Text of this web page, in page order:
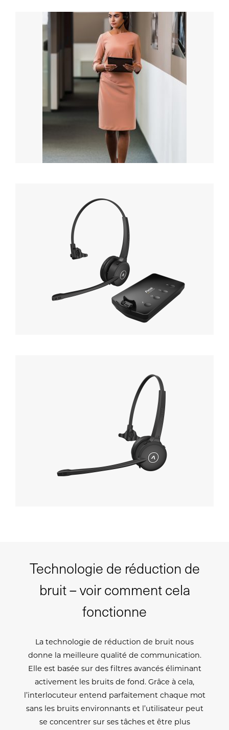
Technologie de réduction de
bruit – voir comment cela
fonctionne
La technologie de réduction de bruit nous
donne la meilleure qualité de communication.
Elle est basée sur des filtres avancés éliminant
activement les bruits de fond. Grâce à cela,
l’interlocuteur entend parfaitement chaque mot
sans les bruits environnants et l’utilisateur peut
se concentrer sur ses tâches et être plus